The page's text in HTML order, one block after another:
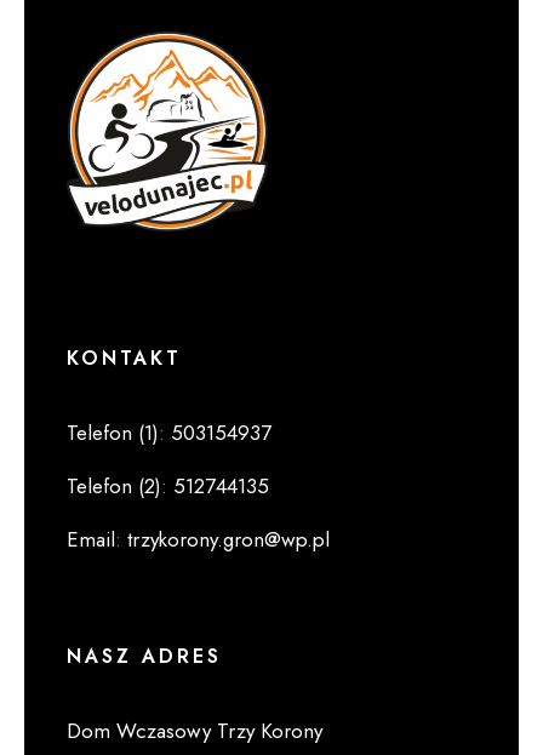
KONTAKT
Telefon (1): 503154937
Telefon (2): 512744135
Email: trzykorony.gron@wp.pl
NASZ ADRES
Dom Wczasowy Trzy Korony